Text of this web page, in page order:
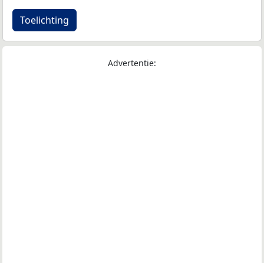
Toelichting
Advertentie: